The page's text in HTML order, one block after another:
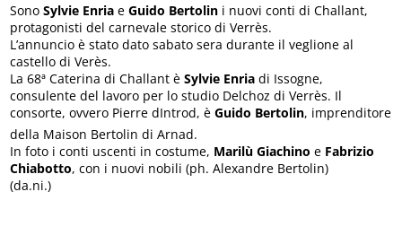
SonoSylvie Enria eGuido Bertolin i nuovi conti di Challant,
protagonisti del carnevale storico di Verrès.
L’annuncio è stato dato sabato sera durante il veglione al
castello di Verès.
La 68ª Caterina di Challant èSylvie Enria di Issogne,
consulente del lavoro per lo studio Delchoz di Verrès. Il
consorte, ovvero Pierre dIntrod, èGuido Bertolin, imprenditore
della Maison Bertolin di Arnad.
In foto i conti uscenti in costume, Marilù Giachino e Fabrizio
Chiabotto, con i nuovi nobili (ph. Alexandre Bertolin)
(da.ni.)